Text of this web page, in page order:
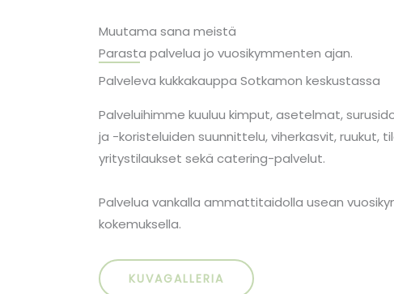
Muutama sana meistä
Parasta palvelua jo vuosikymmenten ajan.
Palveleva kukkakauppa Sotkamon keskustassa
Palveluihimme kuuluu kimput, asetelmat,
ja -koristeluiden suunnittelu, viherkasvit, ruukut,
yritystilaukset sekä catering-palvelut.
Palvelua vankalla ammattitaidolla usean
kokemuksella.
KUVAGALLERIA